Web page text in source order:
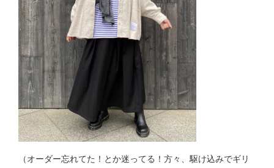
（オーダー忘れてた！とか迷ってる！方々、駆け込みでギリ